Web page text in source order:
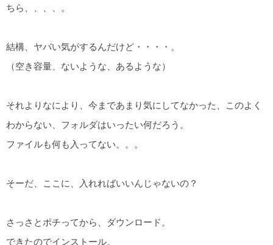
ちら、、、、。
結構、ヤバい気がするんだけど・・・・。
（空き容量、ないような、あるような）
それよりなにより、今まであまり気にしてなかった、このよく
わからない、フォルダはいったい何だろう。
ファイルも何も入ってない。。。
そーだ、ここに、入れればいいんじゃないの？
さっさとポチってから、ダウンロード。
できたのでインストール。